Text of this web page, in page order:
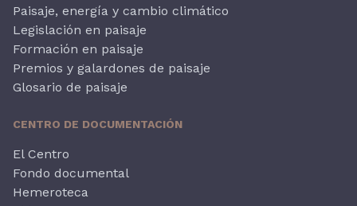
Paisaje, energía y cambio climático
Legislación en paisaje
Formación en paisaje
Premios y galardones de paisaje
Glosario de paisaje
CENTRO DE DOCUMENTACIÓN
El Centro
Fondo documental
Hemeroteca